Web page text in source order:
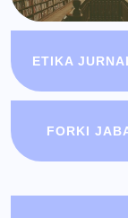
ETIKA
FORKI